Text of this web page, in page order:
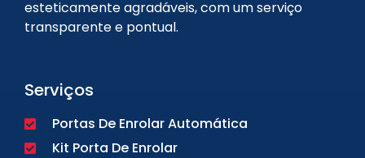
esteticamente agradáveis, com um serviço
transparente e pontual.
Serviços
Portas De Enrolar Automática
Kit Porta De Enrolar